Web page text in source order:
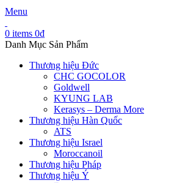
Menu
0 items 0₫
Danh Mục Sản Phẩm
Thương hiệu Đức
CHC GOCOLOR
Goldwell
KYUNG LAB
Kerasys – Derma More
Thương hiệu Hàn Quốc
ATS
Thương hiệu Israel
Moroccanoil
Thương hiệu Pháp
Thương hiệu Ý